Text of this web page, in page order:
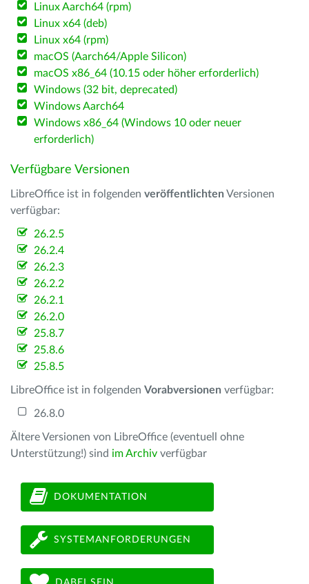
Linux Aarch64 (rpm)
Linux x64 (deb)
Linux x64 (rpm)
macOS (Aarch64/Apple Silicon)
macOS x86_64 (10.15 oder höher erforderlich)
Windows (32 bit, deprecated)
Windows Aarch64
Windows x86_64 (Windows 10 oder neuer
erforderlich)
Verfügbare Versionen
LibreOffice ist in folgenden veröffentlichten Versionen
verfügbar:
26.2.5
26.2.4
26.2.3
26.2.2
26.2.1
26.2.0
25.8.7
25.8.6
25.8.5
LibreOffice ist in folgenden Vorabversionen verfügbar:
26.8.0
Ältere Versionen von LibreOffice (eventuell ohne
Unterstützung!) sind im Archiv verfügbar
DOKUMENTATION
SYSTEMANFORDERUNGEN